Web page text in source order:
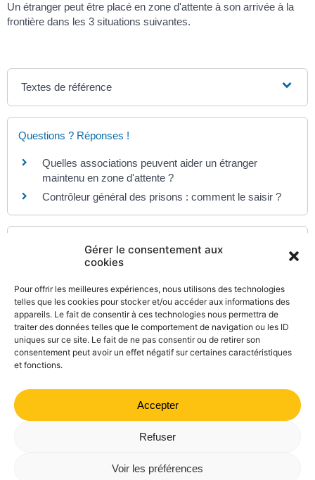
Gérer le consentement aux
cookies
Pour offrir les meilleures expériences, nous utilisons des technologies
telles que les cookies pour stocker et/ou accéder aux informations des
appareils. Le fait de consentir à ces technologies nous permettra de
traiter des données telles que le comportement de navigation ou les ID
uniques sur ce site. Le fait de ne pas consentir ou de retirer son
consentement peut avoir un effet négatif sur certaines caractéristiques
et fonctions.
Accepter
Refuser
Voir les préférences
Un étranger peut être placé en zone d'attente à son arrivée à la
frontière dans les 3 situations suivantes.
Textes de référence
Questions ? Réponses !
Quelles associations peuvent aider un étranger
maintenu en zone d'attente ?
Contrôleur général des prisons : comment le saisir ?
apatride)
Étranger - Europe
Contestation d'un jugement
Justice
© Direction de l'information légale et administrative
comarquage developpé par
21 40 70